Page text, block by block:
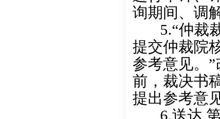
询期间、调
5.“仲裁裁
提交仲裁院
参考意见。
前，裁决书
提出参考意
6.送达 第